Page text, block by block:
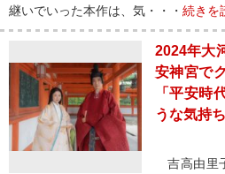
継いでいった本作は、気・・・ 続きを
2024年大
安神宮で
「平安時
うな気持ち
吉高由里